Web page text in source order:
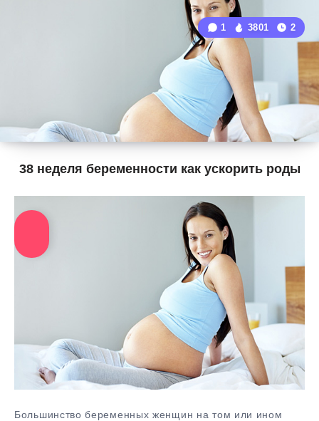
38 неделя беременности как ускорить роды
1 3801 2
Большинство беременных женщин на том или ином